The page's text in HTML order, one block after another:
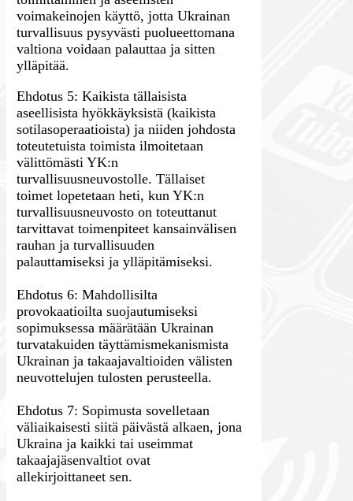
voimakeinojen käyttö, jotta Ukrainan
turvallisuus pysyvästi puolueettomana
valtiona voidaan palauttaa ja sitten
ylläpitää.
Ehdotus 5: Kaikista tällaisista
aseellisista hyökkäyksistä (kaikista
sotilasoperaatioista) ja niiden johdosta
toteutetuista toimista ilmoitetaan
välittömästi YK:n
turvallisuusneuvostolle. Tällaiset
toimet lopetetaan heti, kun YK:n
turvallisuusneuvosto on toteuttanut
tarvittavat toimenpiteet kansainvälisen
rauhan ja turvallisuuden
palauttamiseksi ja ylläpitämiseksi.
Ehdotus 6: Mahdollisilta
provokaatioilta suojautumiseksi
sopimuksessa määrätään Ukrainan
turvatakuiden täyttämismekanismista
Ukrainan ja takaajavaltioiden välisten
neuvottelujen tulosten perusteella.
Ehdotus 7: Sopimusta sovelletaan
väliaikaisesti siitä päivästä alkaen, jona
Ukraina ja kaikki tai useimmat
takaajajäsenvaltiot ovat
allekirjoittaneet sen.